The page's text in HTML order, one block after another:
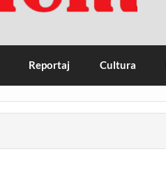
Reportaj Cultura